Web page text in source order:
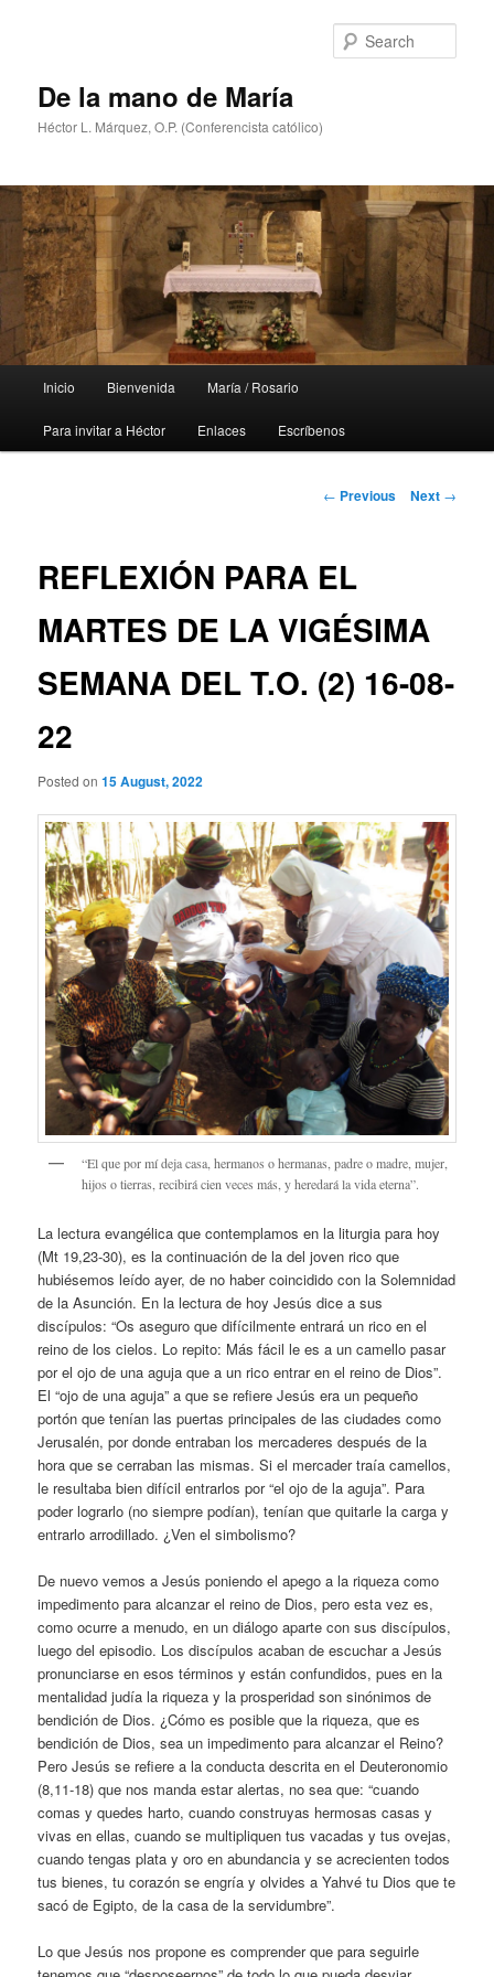
De la mano de María
Héctor L. Márquez, O.P. (Conferencista católico)
Inicio Bienvenida María / Rosario
Para invitar a Héctor Enlaces Escríbenos
Post
← Previous Next →
REFLEXIÓN PARA EL
MARTES DE LA VIGÉSIMA
SEMANA DEL T.O. (2) 16-08-
22
Posted on15 August, 2022
“El que por mí deja casa, hermanos o hermanas, padre o madre, mujer,
hijos o tierras, recibirá cien veces más, y heredará la vida eterna”.
La lectura evangélica que contemplamos en la liturgia para hoy
(Mt 19,23-30), es la continuación de la del joven rico que
hubiésemos leído ayer, de no haber coincidido con la Solemnidad
de la Asunción. En la lectura de hoy Jesús dice a sus
discípulos: “Os aseguro que difícilmente entrará un rico en el
reino de los cielos. Lo repito: Más fácil le es a un camello pasar
por el ojo de una aguja que a un rico entrar en el reino de Dios”.
El “ojo de una aguja” a que se refiere Jesús era un pequeño
portón que tenían las puertas principales de las ciudades como
Jerusalén, por donde entraban los mercaderes después de la
hora que se cerraban las mismas. Si el mercader traía camellos,
le resultaba bien difícil entrarlos por “el ojo de la aguja”. Para
poder lograrlo (no siempre podían), tenían que quitarle la carga y
entrarlo arrodillado. ¿Ven el simbolismo?
De nuevo vemos a Jesús poniendo el apego a la riqueza como
impedimento para alcanzar el reino de Dios, pero esta vez es,
como ocurre a menudo, en un diálogo aparte con sus discípulos,
luego del episodio. Los discípulos acaban de escuchar a Jesús
pronunciarse en esos términos y están confundidos, pues en la
mentalidad judía la riqueza y la prosperidad son sinónimos de
bendición de Dios. ¿Cómo es posible que la riqueza, que es
bendición de Dios, sea un impedimento para alcanzar el Reino?
Pero Jesús se refiere a la conducta descrita en el Deuteronomio
(8,11-18) que nos manda estar alertas, no sea que: “cuando
comas y quedes harto, cuando construyas hermosas casas y
vivas en ellas, cuando se multipliquen tus vacadas y tus ovejas,
cuando tengas plata y oro en abundancia y se acrecienten todos
tus bienes, tu corazón se engría y olvides a Yahvé tu Dios que te
sacó de Egipto, de la casa de la servidumbre”.
Lo que Jesús nos propone es comprender que para seguirle